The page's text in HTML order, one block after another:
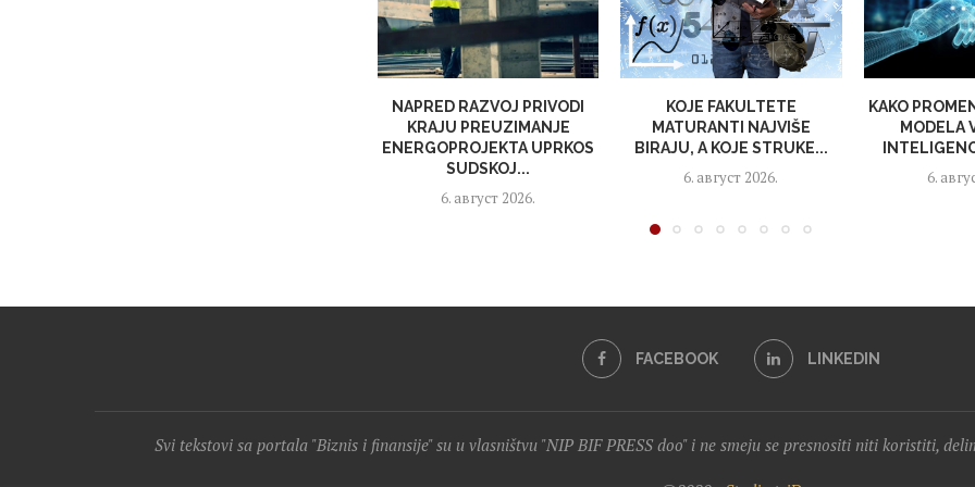
NAPRED RAZVOJ PRIVODI
KRAJU PREUZIMANJE
ENERGOPROJEKTA UPRKOS
SUDSKOJ...
6. август 2026.
KOJE FAKULTETE
MATURANTI NAJVIŠE
BIRAJU, A KOJE STRUKE...
6. август 2026.
KAKO
MODELA
6.
FACEBOOK LINKEDIN
Svi tekstovi sa portala "Biznis i finansije" su u vlasništvu "NIP BIF PRESS doo" i ne smeju se presnositi niti koristiti,